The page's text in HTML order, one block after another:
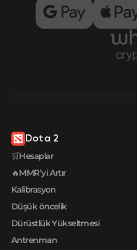
Dota 2
🛒Hesaplar
🔥MMR’yi Artır
Kalibrasyon
Düşük öncelik
Dürüstlük Yükseltmesi
Antrenman